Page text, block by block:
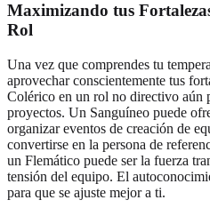
Maximizando tus
Rol
Una vez que comprendes tu
aprovechar conscientemente tus
Colérico en un rol no directivo aún
proyectos. Un Sanguíneo puede
organizar eventos de creación de
convertirse en la persona de
un Flemático puede ser la fuerza
tensión del equipo. El
para que se ajuste mejor a ti.